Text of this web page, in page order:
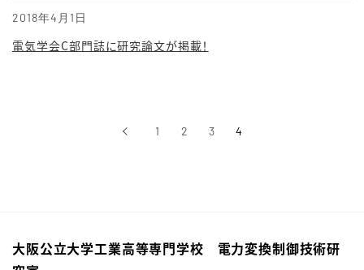
2018年4月1日
電気学会C部門誌に研究論文が掲載！
‹前へ 1 2 3 4
大阪公立大学工業高等専門学校 電力変換制御技術研